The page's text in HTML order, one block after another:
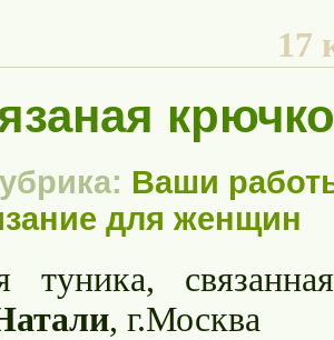
17
Ваши
для женщин
туника,
, г.Москва